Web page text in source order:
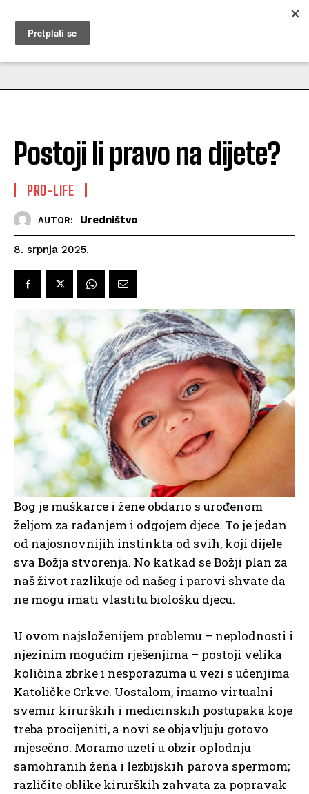
MUŽEVNI BUDITE
Postoji li pravo na dijete?
PRO-LIFE
AUTOR: Uredništvo
8. srpnja 2025.
Bog je muškarce i žene obdario s urođenom
željom za rađanjem i odgojem djece. To je jedan
od najosnovnijih instinkta od svih, koji dijele
sva Božja stvorenja. No katkad se Božji plan za
naš život razlikuje od našeg i parovi shvate da
ne mogu imati vlastitu biološku djecu.
U ovom najsloženijem problemu – neplodnosti i
njezinim mogućim rješenjima – postoji velika
količina zbrke i nesporazuma u vezi s učenjima
Katoličke Crkve. Uostalom, imamo virtualni
svemir kirurških i medicinskih postupaka koje
treba procijeniti, a novi se objavljuju gotovo
mjesečno. Moramo uzeti u obzir oplodnju
samohranih žena i lezbijskih parova spermom;
različite oblike kirurških zahvata za popravak